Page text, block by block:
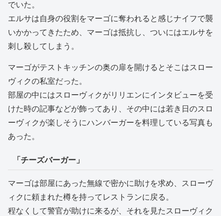
でいた。
エルサは自身の役割をマーゴに奪われると感じナイフで襲
いかかってきたため、マーゴは抵抗し、ついにはエルサを
刺し殺してしまう。
マーゴがテストキッチンの奥の扉を開けるとそこはスロー
ヴィクの私室だった。
部屋の中にはスローヴィクがリリエンにインタビューを受
けた時の記事などが飾ってあり、その中には若き日のスロ
ーヴィクが楽しそうにハンバーガーを料理している写真も
あった。
「チーズバーガー」
マーゴは部屋にあった無線で密かに助けを求め、スローヴ
ィクに頼まれた樽を持ってレストランに戻る。
程なくして警官が助けに来るが、それを見たスローヴィク